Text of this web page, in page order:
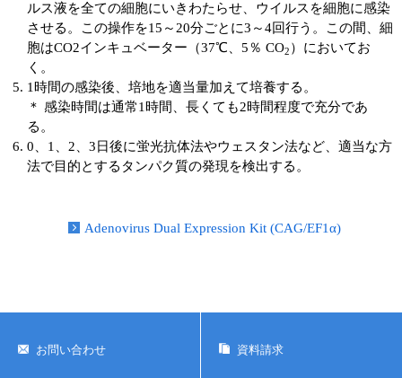
ルス液を全ての細胞にいきわたらせ、ウイルスを細胞に感染
させる。この操作を15～20分ごとに3～4回行う。この間、細
胞はCO2インキュベーター（37℃、5％ CO2 ）においてお
く。
1時間の感染後、培地を適当量加えて培養する。
＊ 感染時間は通常1時間、長くても2時間程度で充分であ
る。
0、1、2、3日後に蛍光抗体法やウェスタン法など、適当な方
法で目的とするタンパク質の発現を検出する。
Adenovirus Dual Expression Kit (CAG/EF1α)
お問い合わせ 資料請求